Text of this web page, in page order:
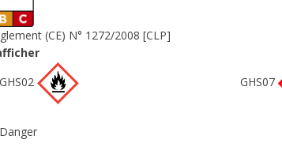
(CE) N° 1272/2008 [CLP]
GHS02 GHS07
Danger